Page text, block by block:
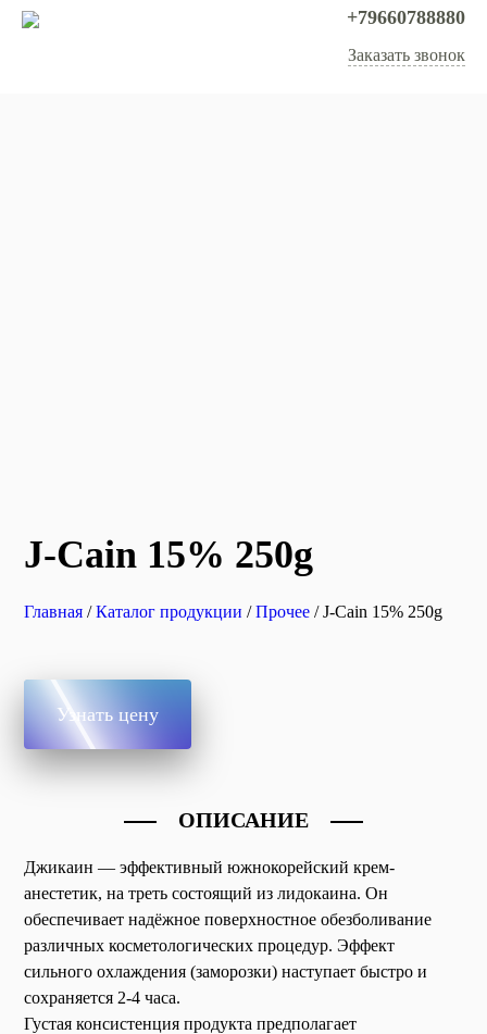
+79660788880
Заказать звонок
J-Cain 15% 250g
Главная /Каталог продукции /Прочее / J-Cain 15% 250g
Узнать цену
ОПИСАНИЕ
Джикаин — эффективный южнокорейский крем-
анестетик, на треть состоящий из лидокаина. Он
обеспечивает надёжное поверхностное обезболивание
различных косметологических процедур. Эффект
сильного охлаждения (заморозки) наступает быстро и
сохраняется 2-4 часа.
Густая консистенция продукта предполагает